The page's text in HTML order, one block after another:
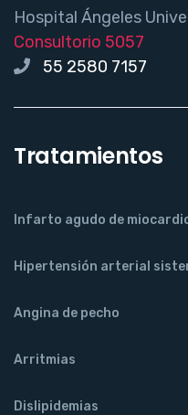
Hospital Ángeles
Consultorio 5057
55 2580 7157
Tratamientos
Infarto agudo de
Hipertensión arterial
Angina de pecho
Arritmias
Dislipidemias